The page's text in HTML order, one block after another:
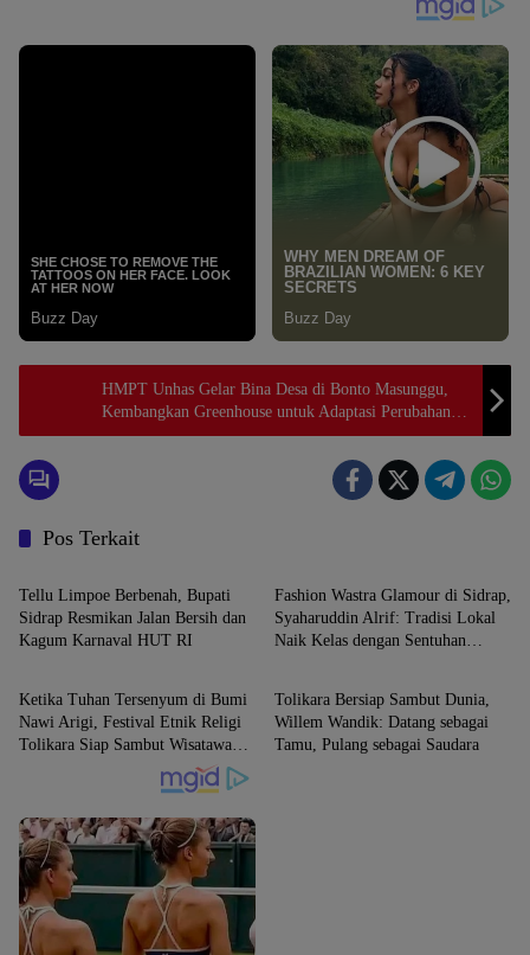
HMPT Unhas Gelar Bina Desa di Bonto Masunggu,
Kembangkan Greenhouse untuk Adaptasi Perubahan
Iklim.
Pos Terkait
SIDRAP
Tellu Limpoe Berbenah, Bupati
Sidrap Resmikan Jalan Bersih dan
Kagum Karnaval HUT RI
Fashion Wastra Glamour di Sidrap,
Syaharuddin Alrif: Tradisi Lokal
Naik Kelas dengan Sentuhan
SIDRAP
Ketika Tuhan Tersenyum di Bumi
Nawi Arigi, Festival Etnik Religi
Tolikara Siap Sambut Wisatawan
SIDRAP
Tolikara Bersiap Sambut Dunia,
Willem Wandik: Datang sebagai
Tamu, Pulang sebagai Saudara